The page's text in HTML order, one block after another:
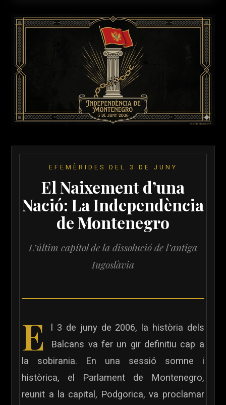
EFEMÈRIDES DEL 3 DE JUNY
El Naixement d’una
Nació: La Independència
de Montenegro
L’últim capítol de la dissolució de l’antiga
Iugoslàvia
E
l 3 de juny de 2006, la història dels
Balcans va fer un gir definitiu cap a
la sobirania. En una sessió somne i
històrica, el Parlament de Montenegro,
reunit a la capital, Podgorica, va proclamar